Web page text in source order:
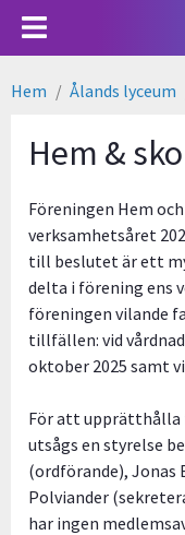
Hoppa
till
Hem Ålands lyceum
Hem &
Föreningen Hem
verksamhetsåret
till beslutet är ett
delta i förening ens
föreningen vilande
tillfällen: vid
oktober 2025 samt
För att
utsågs en styrelse
(ordförande), Jonas
Polviander
har ingen